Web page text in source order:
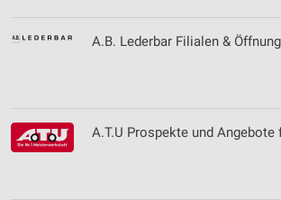
A.B. Lederbar Filialen &
A.T.U Prospekte und Angebote